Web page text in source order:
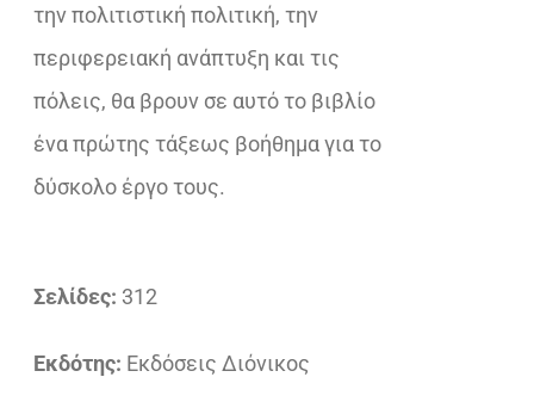
την πολιτιστική πολιτική, την
περιφερειακή ανάπτυξη και τις
πόλεις, θα βρουν σε αυτό το βιβλίο
ένα πρώτης τάξεως βοήθημα για το
δύσκολο έργο τους.
Σελίδες: 312
Εκδότης: Εκδόσεις Διόνικος